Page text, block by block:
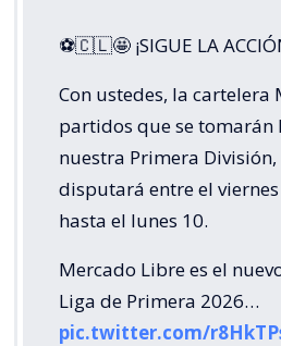
⚽🇨🇱🤩 ¡SIGUE LA
Con ustedes, la cartelera
partidos que se tomarán
nuestra Primera
disputará entre el
hasta el lunes 10.
Mercado Libre es el
Liga de Primera 2026…
pic.twitter.com/